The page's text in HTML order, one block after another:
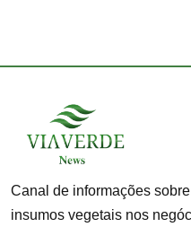
Canal de informações
insumos vegetais nos